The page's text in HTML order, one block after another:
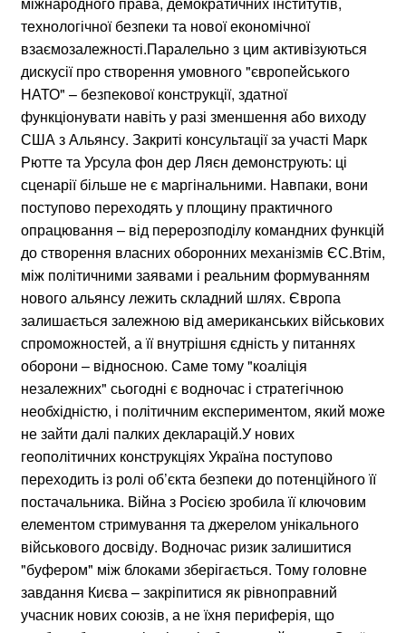
технологічної безпеки та нової економічної
взаємозалежності.Паралельно з цим активізуються
дискусії про створення умовного "європейського
НАТО" – безпекової конструкції, здатної
функціонувати навіть у разі зменшення або виходу
США з Альянсу. Закриті консультації за участі Марк
Рютте та Урсула фон дер Ляєн демонструють: ці
сценарії більше не є маргінальними. Навпаки, вони
поступово переходять у площину практичного
опрацювання – від перерозподілу командних функцій
до створення власних оборонних механізмів ЄС.Втім,
між політичними заявами і реальним формуванням
нового альянсу лежить складний шлях. Європа
залишається залежною від американських військових
спроможностей, а її внутрішня єдність у питаннях
оборони – відносною. Саме тому "коаліція
незалежних" сьогодні є водночас і стратегічною
необхідністю, і політичним експериментом, який може
не зайти далі палких декларацій.У нових
геополітичних конструкціях Україна поступово
переходить із ролі об’єкта безпеки до потенційного її
постачальника. Війна з Росією зробила її ключовим
елементом стримування та джерелом унікального
військового досвіду. Водночас ризик залишитися
"буфером" між блоками зберігається. Тому головне
завдання Києва – закріпитися як рівноправний
учасник нових союзів, а не їхня периферія, що